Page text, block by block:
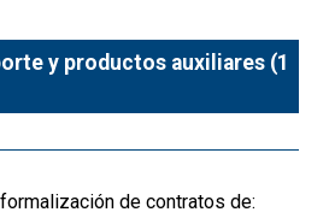
y productos auxiliares (1
de contratos de: